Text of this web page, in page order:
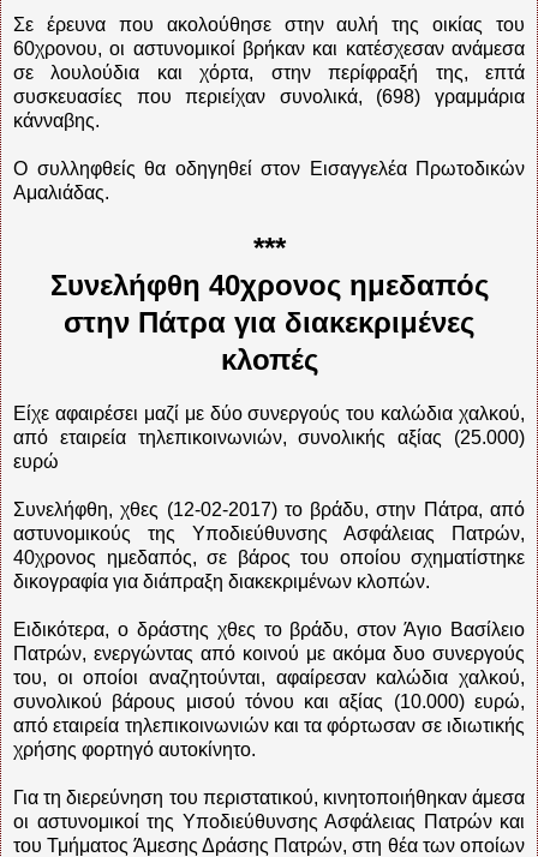
Σε έρευνα που ακολούθησε στην αυλή της οικίας του
60χρονου, οι αστυνομικοί βρήκαν και κατέσχεσαν ανάμεσα
σε λουλούδια και χόρτα, στην περίφραξή της, επτά
συσκευασίες που περιείχαν συνολικά, (698) γραμμάρια
κάνναβης.
Ο συλληφθείς θα οδηγηθεί στον Εισαγγελέα Πρωτοδικών
Αμαλιάδας.
***
Συνελήφθη 40χρονος ημεδαπός
στην Πάτρα για διακεκριμένες
κλοπές
Είχε αφαιρέσει μαζί με δύο συνεργούς του καλώδια χαλκού,
από εταιρεία τηλεπικοινωνιών, συνολικής αξίας (25.000)
ευρώ
Συνελήφθη, χθες (12-02-2017) το βράδυ, στην Πάτρα, από
αστυνομικούς της Υποδιεύθυνσης Ασφάλειας Πατρών,
40χρονος ημεδαπός, σε βάρος του οποίου σχηματίστηκε
δικογραφία για διάπραξη διακεκριμένων κλοπών.
Ειδικότερα, ο δράστης χθες το βράδυ, στον Άγιο Βασίλειο
Πατρών, ενεργώντας από κοινού με ακόμα δυο συνεργούς
του, οι οποίοι αναζητούνται, αφαίρεσαν καλώδια χαλκού,
συνολικού βάρους μισού τόνου και αξίας (10.000) ευρώ,
από εταιρεία τηλεπικοινωνιών και τα φόρτωσαν σε ιδιωτικής
χρήσης φορτηγό αυτοκίνητο.
Για τη διερεύνηση του περιστατικού, κινητοποιήθηκαν άμεσα
οι αστυνομικοί της Υποδιεύθυνσης Ασφάλειας Πατρών και
του Τμήματος Άμεσης Δράσης Πατρών, στη θέα των οποίων